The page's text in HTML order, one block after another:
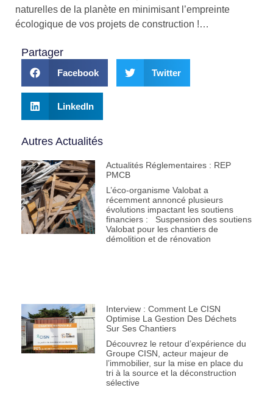
naturelles de la planète en minimisant l’empreinte
écologique de vos projets de construction !…
Partager
Facebook Twitter
LinkedIn
Autres Actualités
Actualités Réglementaires : REP
PMCB
L’éco-organisme Valobat a
récemment annoncé plusieurs
évolutions impactant les soutiens
financiers : Suspension des soutiens
Valobat pour les chantiers de
démolition et de rénovation
Interview : Comment Le CISN
Optimise La Gestion Des Déchets
Sur Ses Chantiers
Découvrez le retour d’expérience du
Groupe CISN, acteur majeur de
l’immobilier, sur la mise en place du
tri à la source et la déconstruction
sélective